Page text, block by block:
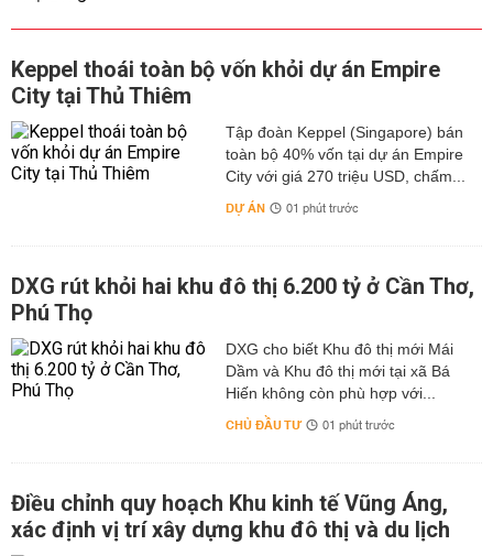
Keppel thoái toàn bộ vốn khỏi dự án Empire
City tại Thủ Thiêm
Tập đoàn Keppel (Singapore) bán
toàn bộ 40% vốn tại dự án Empire
City với giá 270 triệu USD, chấm...
DỰ ÁN 01 phút trước
DXG rút khỏi hai khu đô thị 6.200 tỷ ở Cần Thơ,
Phú Thọ
DXG cho biết Khu đô thị mới Mái
Dầm và Khu đô thị mới tại xã Bá
Hiến không còn phù hợp với...
CHỦ ĐẦU TƯ 01 phút trước
Điều chỉnh quy hoạch Khu kinh tế Vũng Áng,
xác định vị trí xây dựng khu đô thị và du lịch